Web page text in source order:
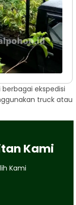
ekspedisi
truck atau
Kami
Kami